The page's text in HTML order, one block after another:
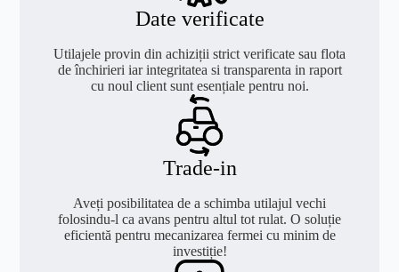
Date verificate
Utilajele provin din achiziții strict verificate sau flota
de închirieri iar integritatea si transparenta in raport
cu noul client sunt esențiale pentru noi.
Trade-in
Aveți posibilitatea de a schimba utilajul vechi
folosindu-l ca avans pentru altul tot rulat. O soluție
eficientă pentru mecanizarea fermei cu minim de
investiție!